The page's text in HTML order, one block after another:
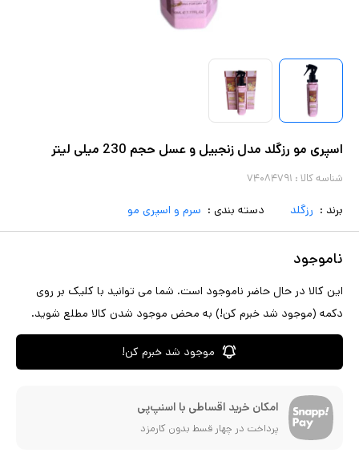
اسپری مو رزگلد مدل زنجبیل و عسل حجم 230 میلی لیتر
شناسه کالا : ۷۴۰۸۴۷۹۱
برند : رزگلد دسته بندی : سرم و اسپری مو
ناموجود
این کالا در حال حاضر ناموجود است. شما می توانید با کلیک بر روی
دکمه (موجود شد خبرم کن!) به محض موجود شدن کالا مطلع شوید.
موجود شد خبرم کن!
امکان خرید اقساطی با اسنپ‌پی
پرداخت در چهار قسط بدون کارمزد